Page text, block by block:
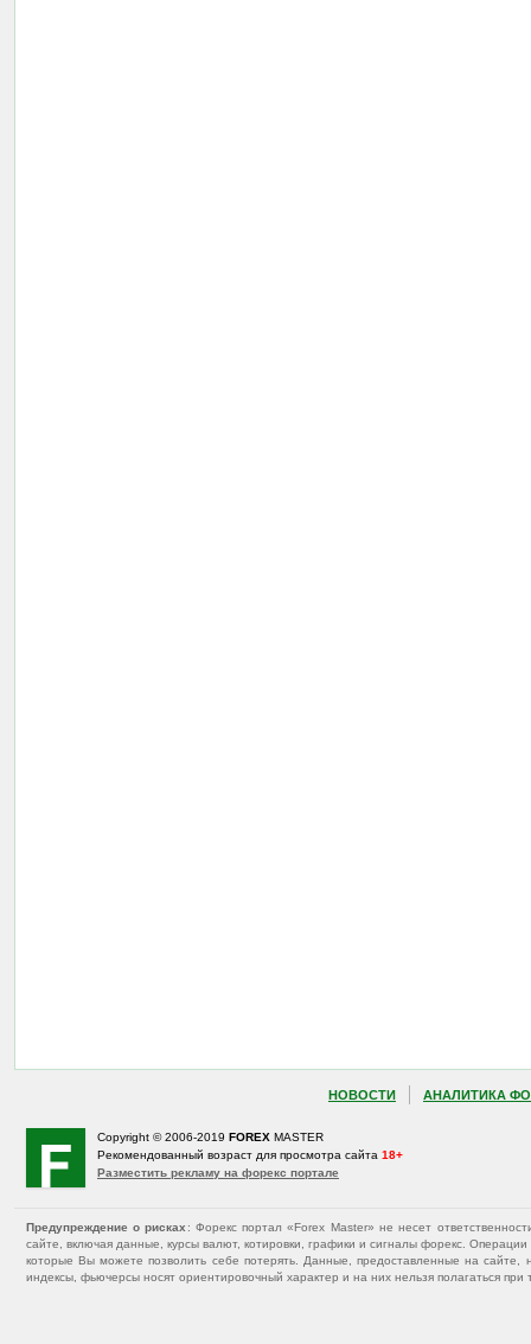
НОВОСТИ АНАЛИТИКА
Copyright © 2006-2019 FOREX MASTER
Рекомендованный возраст для просмотра сайта 18+
Разместить рекламу на форекс портале
Предупреждение о рисках : Форекс портал «Forex Master» не несет
сайте, включая данные, курсы валют, котировки, графики и сигналы форекс.
которые Вы можете позволить себе потерять. Данные, предоставленные на
индексы, фьючерсы носят ориентировочный характер и на них нельзя полагаться при